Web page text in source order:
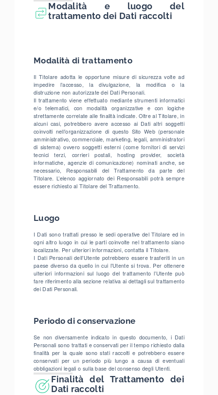
Modalità e luogo del
trattamento dei Dati raccolti
Modalità di trattamento
Il Titolare adotta le opportune misure di sicurezza volte ad
impedire l’accesso, la divulgazione, la modifica o la
distruzione non autorizzate dei Dati Personali.
Il trattamento viene effettuato mediante strumenti informatici
e/o telematici, con modalità organizzative e con logiche
strettamente correlate alle finalità indicate. Oltre al Titolare, in
alcuni casi, potrebbero avere accesso ai Dati altri soggetti
coinvolti nell’organizzazione di questo Sito Web (personale
amministrativo, commerciale, marketing, legali, amministratori
di sistema) ovvero soggetti esterni (come fornitori di servizi
tecnici terzi, corrieri postali, hosting provider, società
informatiche, agenzie di comunicazione) nominati anche, se
necessario, Responsabili del Trattamento da parte del
Titolare. L’elenco aggiornato dei Responsabili potrà sempre
essere richiesto al Titolare del Trattamento.
Luogo
I Dati sono trattati presso le sedi operative del Titolare ed in
ogni altro luogo in cui le parti coinvolte nel trattamento siano
localizzate. Per ulteriori informazioni, contatta il Titolare.
I Dati Personali dell’Utente potrebbero essere trasferiti in un
paese diverso da quello in cui l’Utente si trova. Per ottenere
ulteriori informazioni sul luogo del trattamento l’Utente può
fare riferimento alla sezione relativa ai dettagli sul trattamento
dei Dati Personali.
Periodo di conservazione
Se non diversamente indicato in questo documento, i Dati
Personali sono trattati e conservati per il tempo richiesto dalla
finalità per la quale sono stati raccolti e potrebbero essere
conservati per un periodo più lungo a causa di eventuali
obbligazioni legali o sulla base del consenso degli Utenti.
Finalità del Trattamento dei
Dati raccolti